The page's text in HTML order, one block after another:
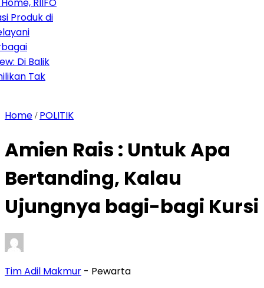
RIIFO
di
Di Balik
Tak
Home / POLITIK
Amien Rais : Untuk Apa
Bertanding, Kalau
Ujungnya bagi-bagi Kursi
Tim Adil Makmur - Pewarta